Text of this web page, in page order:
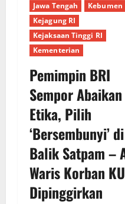
Jawa Tengah
Kebumen
Kejagung RI
Kejaksaan Tinggi RI
Kementerian
Pemimpin BRI
Sempor Abaikan
Etika, Pilih
‘Bersembunyi’ di
Balik Satpam –
Waris Korban
Dipinggirkan